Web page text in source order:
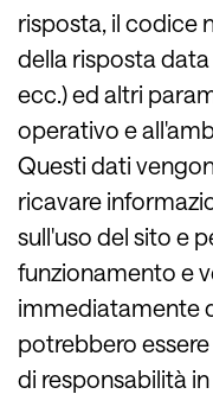
risposta, il codice
della risposta
ecc.) ed altri
operativo e
Questi dati
ricavare
sull'uso del sito e
funzionamento e
immediatamente
potrebbero
di responsabilità